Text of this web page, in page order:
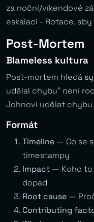
za noční/víkendové
eskalaci - Rotace,
Post-Mortem
Blameless kultura
Post-mortem hledá
udělal chybu” není
Johnovi udělat chybu
Formát
Timeline — Co se
timestampy
Impact — Koho to
dopad
Root cause —
Contributing